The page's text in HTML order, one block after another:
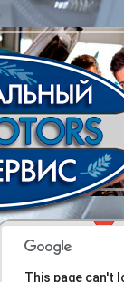
This page can't